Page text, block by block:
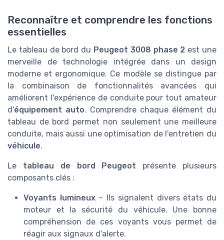
Reconnaître et comprendre les fonctions
essentielles
Le tableau de bord du Peugeot 3008 phase 2 est une
merveille de technologie intégrée dans un design
moderne et ergonomique. Ce modèle se distingue par
la combinaison de fonctionnalités avancées qui
améliorent l'expérience de conduite pour tout amateur
d'équipement auto. Comprendre chaque élément du
tableau de bord permet non seulement une meilleure
conduite, mais aussi une optimisation de l'entretien du
véhicule.
Le tableau de bord Peugeot présente plusieurs
composants clés :
Voyants lumineux– Ils signalent divers états du
moteur et la sécurité du véhicule. Une bonne
compréhension de ces voyants vous permet de
réagir aux signaux d'alerte.